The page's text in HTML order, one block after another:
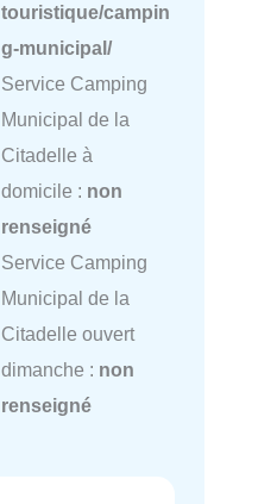
touristique/campin
g-municipal/
Service Camping
Municipal de la
Citadelle à
domicile : non
renseigné
Service Camping
Municipal de la
Citadelle ouvert
dimanche : non
renseigné